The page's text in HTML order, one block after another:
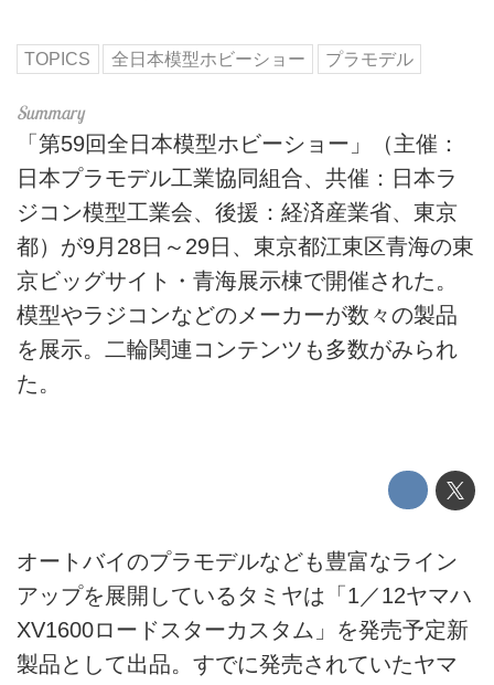
TOPICS 全日本模型ホビーショー プラモデル
「第59回全日本模型ホビーショー」（主催：
日本プラモデル工業協同組合、共催：日本ラ
ジコン模型工業会、後援：経済産業省、東京
都）が9月28日～29日、東京都江東区青海の東
京ビッグサイト・青海展示棟で開催された。
模型やラジコンなどのメーカーが数々の製品
を展示。二輪関連コンテンツも多数がみられ
た。
オートバイのプラモデルなども豊富なライン
アップを展開しているタミヤは「1／12ヤマハ
XV1600ロードスターカスタム」を発売予定新
製品として出品。すでに発売されていたヤマ